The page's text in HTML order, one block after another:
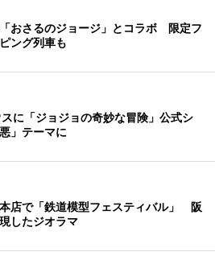
おさるのジョージ」とコラボ 限定フ
ング列車も
に「ジョジョの奇妙な冒険」公式シ
」テーマに
店で「鉄道模型フェスティバル」 阪
したジオラマ